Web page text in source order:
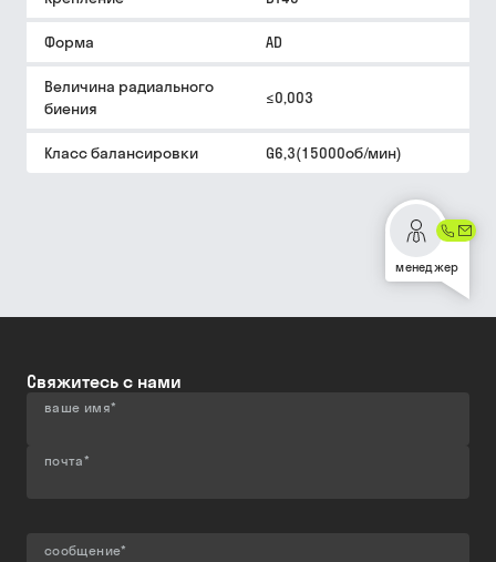
Форма AD
Величина радиального
биения
≤0,003
Класс балансировки G6,3(15000об/мин)
менеджер
Свяжитесь с нами
ваше имя*
почта*
сообщение*